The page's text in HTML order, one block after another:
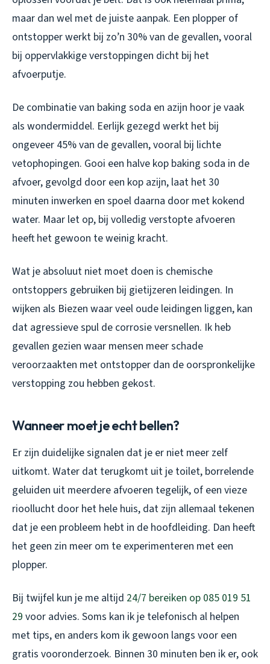
maar dan wel met de juiste aanpak. Een plopper of
ontstopper werkt bij zo’n 30% van de gevallen, vooral
bij oppervlakkige verstoppingen dicht bij het
afvoerputje.
De combinatie van baking soda en azijn hoor je vaak
als wondermiddel. Eerlijk gezegd werkt het bij
ongeveer 45% van de gevallen, vooral bij lichte
vetophopingen. Gooi een halve kop baking soda in de
afvoer, gevolgd door een kop azijn, laat het 30
minuten inwerken en spoel daarna door met kokend
water. Maar let op, bij volledig verstopte afvoeren
heeft het gewoon te weinig kracht.
Wat je absoluut niet moet doen is chemische
ontstoppers gebruiken bij gietijzeren leidingen. In
wijken als Biezen waar veel oude leidingen liggen, kan
dat agressieve spul de corrosie versnellen. Ik heb
gevallen gezien waar mensen meer schade
veroorzaakten met ontstopper dan de oorspronkelijke
verstopping zou hebben gekost.
Wanneer moet je echt bellen?
Er zijn duidelijke signalen dat je er niet meer zelf
uitkomt. Water dat terugkomt uit je toilet, borrelende
geluiden uit meerdere afvoeren tegelijk, of een vieze
rioollucht door het hele huis, dat zijn allemaal tekenen
dat je een probleem hebt in de hoofdleiding. Dan heeft
het geen zin meer om te experimenteren met een
plopper.
Bij twijfel kun je me altijd 24/7 bereiken op 085 019 51
29 voor advies. Soms kan ik je telefonisch al helpen
met tips, en anders kom ik gewoon langs voor een
gratis vooronderzoek. Binnen 30 minuten ben ik er, ook